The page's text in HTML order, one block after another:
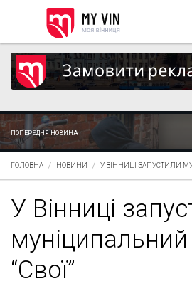
ПОПЕРЕДНЯ НОВИНА
ГОЛОВНА НОВИНИ У ВІННИЦІ ЗАПУСТИЛИ
У Вінниці
“Свої”